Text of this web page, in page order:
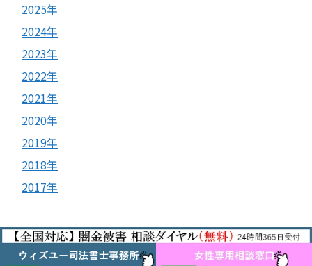
2025年
2024年
2023年
2022年
2021年
2020年
2019年
2018年
2017年